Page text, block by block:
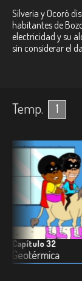
Silveria y Ocoró
habitantes de
electricidad y su
sin considerar el
Temp. 1
Capítulo 32
Geotérmica